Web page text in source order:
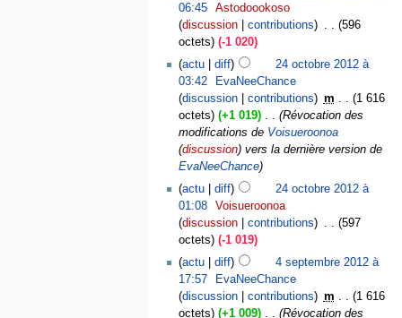
06:45
Astodoookoso
discussion
contributions
596
octets
-1 020
actu
diff
24 octobre 2012 à
03:42
EvaNeeChance
discussion
contributions m
1 616
octets
+1 019
Révocation des
modifications de Voisueroonoa
(discussion) vers la dernière version de
EvaNeeChance
actu
diff
24 octobre 2012 à
01:08
Voisueroonoa
discussion
contributions
597
octets
-1 019
actu
diff
4 septembre 2012 à
17:57
EvaNeeChance
discussion
contributions m
1 616
octets
+1 009
Révocation des